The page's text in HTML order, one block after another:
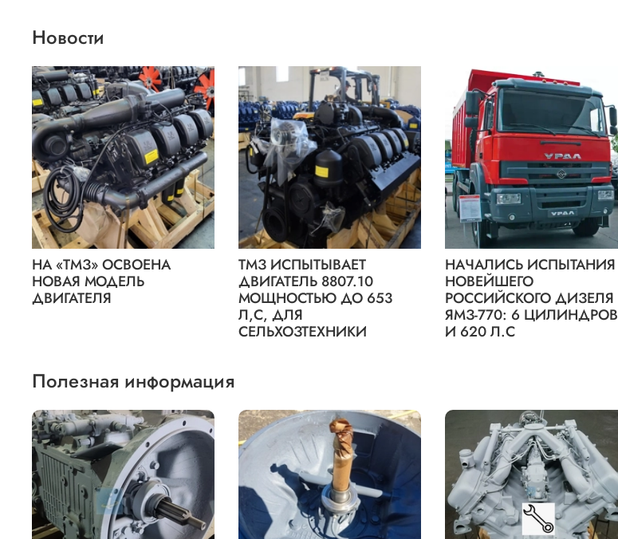
Новости
НА «ТМЗ» ОСВОЕНА
НОВАЯ МОДЕЛЬ
ДВИГАТЕЛЯ
ТМЗ ИСПЫТЫВАЕТ
ДВИГАТЕЛЬ 8807.10
МОЩНОСТЬЮ ДО 653
Л,С, ДЛЯ
СЕЛЬХОЗТЕХНИКИ
НАЧАЛИСЬ ИСПЫТАНИЯ
НОВЕЙШЕГО
РОССИЙСКОГО ДИЗЕЛЯ
ЯМЗ-770: 6 ЦИЛИНДРОВ
И 620 Л.С
Полезная информация